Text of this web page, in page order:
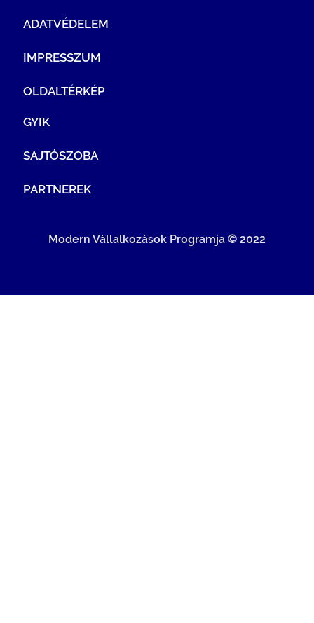
ADATVÉDELEM
IMPRESSZUM
OLDALTÉRKÉP
GYIK
SAJTÓSZOBA
PARTNEREK
Modern Vállalkozások Programja © 2022